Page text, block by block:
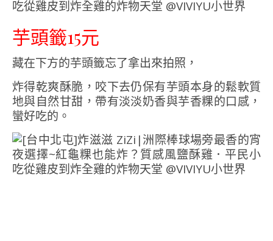
芋頭籤15元
藏在下方的芋頭籤忘了拿出來拍照，
炸得乾爽酥脆，咬下去仍保有芋頭本身的鬆軟質
地與自然甘甜，帶有淡淡奶香與芋香粿的口感，
蠻好吃的。